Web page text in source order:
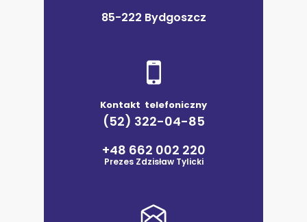
Kontakt telefoniczny
(52) 322-04-85
+48 662 002 220
Prezes Zdzisław Tylicki
85-222 Bydgoszcz